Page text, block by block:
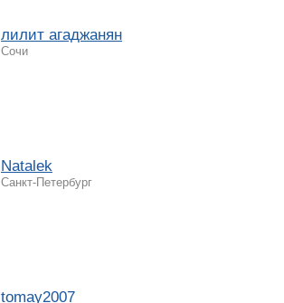
лилит агаджанян
Сочи
Natalek
Санкт-Петербург
tomay2007